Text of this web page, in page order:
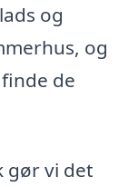
og
og
de
gør vi det